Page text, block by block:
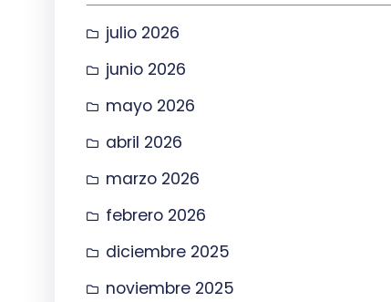
julio 2026
junio 2026
mayo 2026
abril 2026
marzo 2026
febrero 2026
diciembre 2025
noviembre 2025